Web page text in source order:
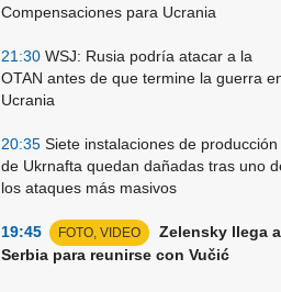
Compensaciones para Ucrania
21:30 WSJ: Rusia podría atacar a la
OTAN antes de que termine la guerra
Ucrania
20:35 Siete instalaciones de producción
de Ukrnafta quedan dañadas tras uno
los ataques más masivos
19:45 FOTO, VIDEO
Zelensky llega a
Serbia para reunirse con Vučić